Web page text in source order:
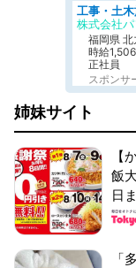
株式会社パ
福岡県
時給
正社員
スポンサ
姉妹サイト
【
飯
日
「